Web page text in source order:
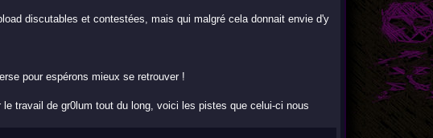
discutables et contestées, mais qui malgré cela donnait envie d'y
pour espérons mieux se retrouver !
travail de gr0lum tout du long, voici les pistes que celui-ci nous